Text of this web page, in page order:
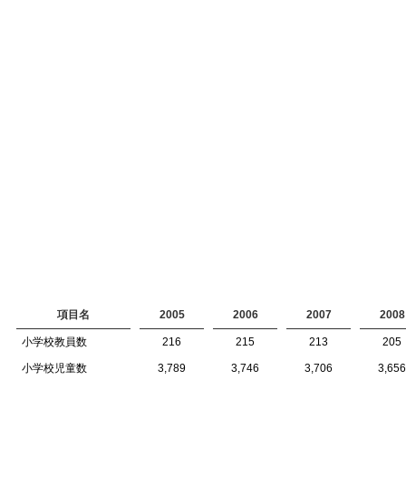
項目名 2005 2006 2007 2008
小学校教員数 216 215 213 205
小学校児童数 3,789 3,746 3,706 3,656